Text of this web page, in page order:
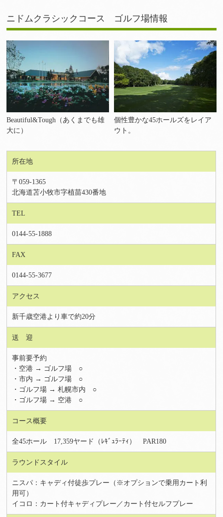
ニドムクラシックコース ゴルフ場情報
Beautiful&Tough（あくまでも雄
大に）
個性豊かな45ホールズをレイア
ウト。
所在地
〒059-1365
北海道苫小牧市字植苗430番地
TEL
0144-55-1888
FAX
0144-55-3677
アクセス
新千歳空港より車で約20分
送 迎
事前要予約
・空港 → ゴルフ場 ○
・市内 → ゴルフ場 ○
・ゴルフ場 → 札幌市内 ○
・ゴルフ場 → 空港 ○
コース概要
全45ホール 17,359ヤード（ﾚｷﾞｭﾗｰﾃｨ） PAR180
ラウンドスタイル
ニスパ：キャディ付徒歩プレー（※オプションで乗用カート利
用可）
イコロ：カート付キャディプレー／カート付セルフプレー